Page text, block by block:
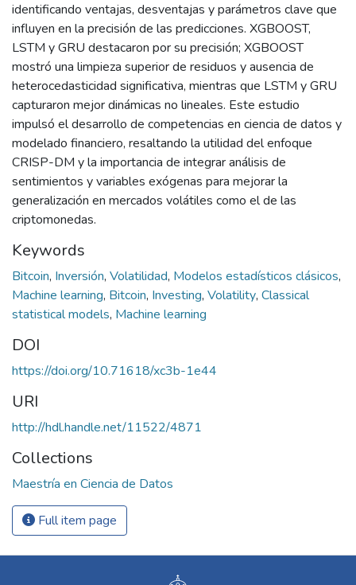
identificando ventajas, desventajas y parámetros clave que
influyen en la precisión de las predicciones. XGBOOST,
LSTM y GRU destacaron por su precisión; XGBOOST
mostró una limpieza superior de residuos y ausencia de
heterocedasticidad significativa, mientras que LSTM y GRU
capturaron mejor dinámicas no lineales. Este estudio
impulsó el desarrollo de competencias en ciencia de datos y
modelado financiero, resaltando la utilidad del enfoque
CRISP-DM y la importancia de integrar análisis de
sentimientos y variables exógenas para mejorar la
generalización en mercados volátiles como el de las
criptomonedas.
Keywords
Bitcoin, Inversión, Volatilidad, Modelos estadísticos clásicos,
Machine learning, Bitcoin, Investing, Volatility, Classical
statistical models, Machine learning
DOI
https://doi.org/10.71618/xc3b-1e44
URI
http://hdl.handle.net/11522/4871
Collections
Maestría en Ciencia de Datos
Full item page